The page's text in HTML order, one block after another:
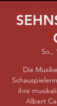
So.,
Die
ihre
Albert